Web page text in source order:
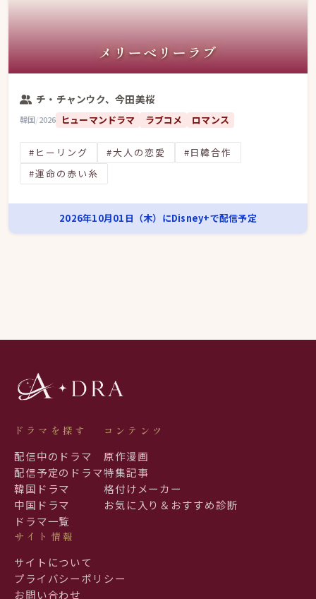
メリーベリーラブ
チ・チャンウク、今田美桜
韓国/2026 ヒューマンドラマ ラブコメ ロマンス
#ヒーリング #大人の恋愛
#日韓合作
#運命の赤い糸
2026年10月01日（木）にDisney+で配信予定
ドラマを探す
配信中のドラマ
配信予定のドラマ
韓国ドラマ
中国ドラマ
ドラマ一覧
コンテンツ
原作漫画
特集記事
格付けメーカー
お気に入り＆おすすめ診断
サイト情報
サイトについて
プライバシーポリシー
お問い合わせ